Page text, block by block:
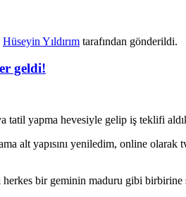
Hüseyin Yıldırım tarafından gönderildi.
geldi!
tatil yapma hevesiyle gelip iş teklifi
alt yapısını yeniledim, online
bir geminin maduru gibi birbirine